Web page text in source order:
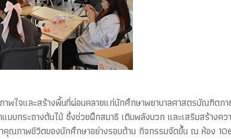
พใจและสร้างพื้นที่ผ่อนคลายแก่นักศึกษาพยาบาลศาสตรบัณฑิตภ
บบกระถางต้นไม้ ซึ่งช่วยฝึกสมาธิ เติมพลังบวก และเสริมสร้างค
คุณภาพชีวิตของนักศึกษาอย่างรอบด้าน กิจกรรมจัดขึ้น ณ ห้อง